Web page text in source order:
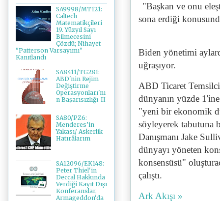
"Başkan ve onu
sona erdiği
Biden yönetimi
uğraşıyor.
ABD Ticaret
dünyanın yüzde
"yeni bir ekonomik
söyleyerek tabutuna
Danışmanı Jake
dünyayı yöneten
konsensüsü"
çalıştı.
Ark Akışı »
SA9998/MT121:
Caltech
Matematikçileri
19. Yüzyıl Sayı
Bilmecesini
Çözdü; Nihayet
"Patterson Varsayımı"
Kanıtlandı
SA8411/TG281:
ABD'nin Rejim
Değiştirme
Operasyonları'nı
n Başarısızlığı-II
SA80/PZ6:
Menderes’in
Yakası/ Askerlik
Hatırâlarım
SA12096/EK148:
Peter Thiel'in
Deccal Hakkında
Verdiği Kayıt Dışı
Konferanslar,
Armageddon'da